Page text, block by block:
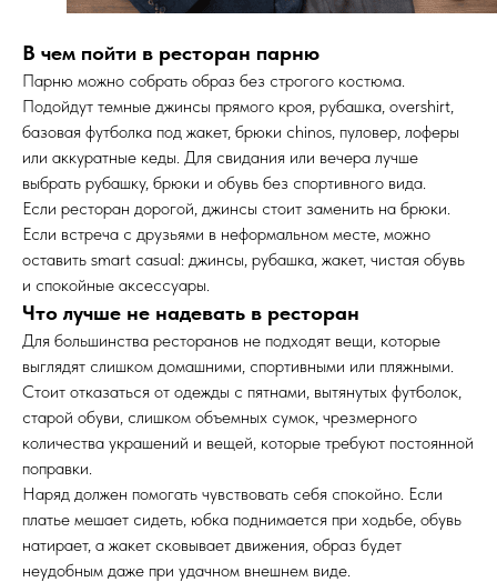
В чем пойти в ресторан парню
Парню можно собрать образ без строгого костюма.
Подойдут темные джинсы прямого кроя, рубашка, overshirt,
базовая футболка под жакет, брюки chinos, пуловер, лоферы
или аккуратные кеды. Для свидания или вечера лучше
выбрать рубашку, брюки и обувь без спортивного вида.
Если ресторан дорогой, джинсы стоит заменить на брюки.
Если встреча с друзьями в неформальном месте, можно
оставить smart casual: джинсы, рубашка, жакет, чистая обувь
и спокойные аксессуары.
Что лучше не надевать в ресторан
Для большинства ресторанов не подходят вещи, которые
выглядят слишком домашними, спортивными или пляжными.
Стоит отказаться от одежды с пятнами, вытянутых футболок,
старой обуви, слишком объемных сумок, чрезмерного
количества украшений и вещей, которые требуют постоянной
поправки.
Наряд должен помогать чувствовать себя спокойно. Если
платье мешает сидеть, юбка поднимается при ходьбе, обувь
натирает, а жакет сковывает движения, образ будет
неудобным даже при удачном внешнем виде.